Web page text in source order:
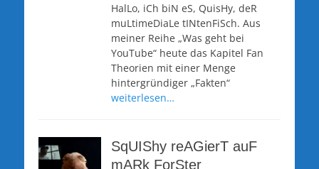
HalLo, iCh biN eS, QuisHy, deR
muLtimeDiaLe tINtenFiSch. Aus
meiner Reihe „Was geht bei
YouTube“ heute das Kapitel Fan
Theorien mit einer Menge
hintergründiger „Fakten“
weiterlesen…
SqUIShy reAGierT auF
mARk ForSter